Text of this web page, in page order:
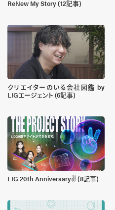
ReNew My Story (12記事)
クリエイターのいる会社図鑑 by
LIGエージェント (6記事)
LIG 20th Anniversary✌️ (8記事)